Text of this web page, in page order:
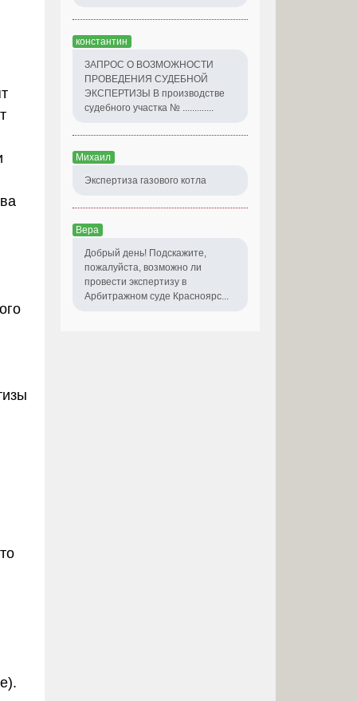
константин
ЗАПРОС О ВОЗМОЖНОСТИ
ПРОВЕДЕНИЯ СУДЕБНОЙ
ЭКСПЕРТИЗЫ В производстве
судебного участка № .............
Михаил
Экспертиза газового котла
Вера
Добрый день! Подскажите,
пожалуйста, возможно ли
провести экспертизу в
Арбитражном суде Красноярс...